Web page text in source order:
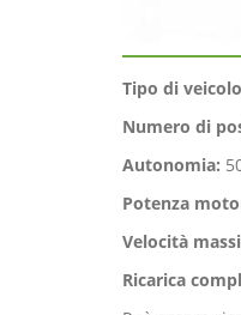
Tipo di
Numero di
Autonomia:
Potenza
Velocità
Ricarica